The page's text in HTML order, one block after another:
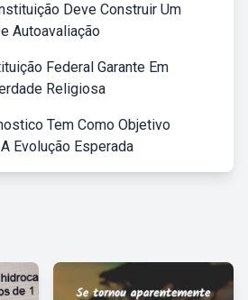
Deve Construir Um
Autoavaliação
Federal Garante Em
Religiosa
Tem Como Objetivo
Evolução Esperada